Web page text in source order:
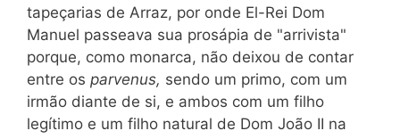
tapeçarias de Arraz, por onde El-Rei Dom
Manuel passeava sua prosápia de "arrivista"
porque, como monarca, não deixou de contar
entre os parvenus, sendo um primo, com um
irmão diante de si, e ambos com um filho
legítimo e um filho natural de Dom João II na